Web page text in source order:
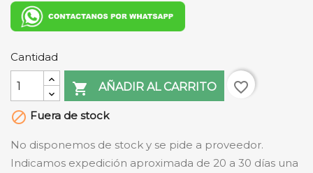
Cantidad
 AÑADIR AL CARRITO
favorite_border
 Fuera de stock
No disponemos de stock y se pide a proveedor.
Indicamos expedición aproximada de 20 a 30 días una